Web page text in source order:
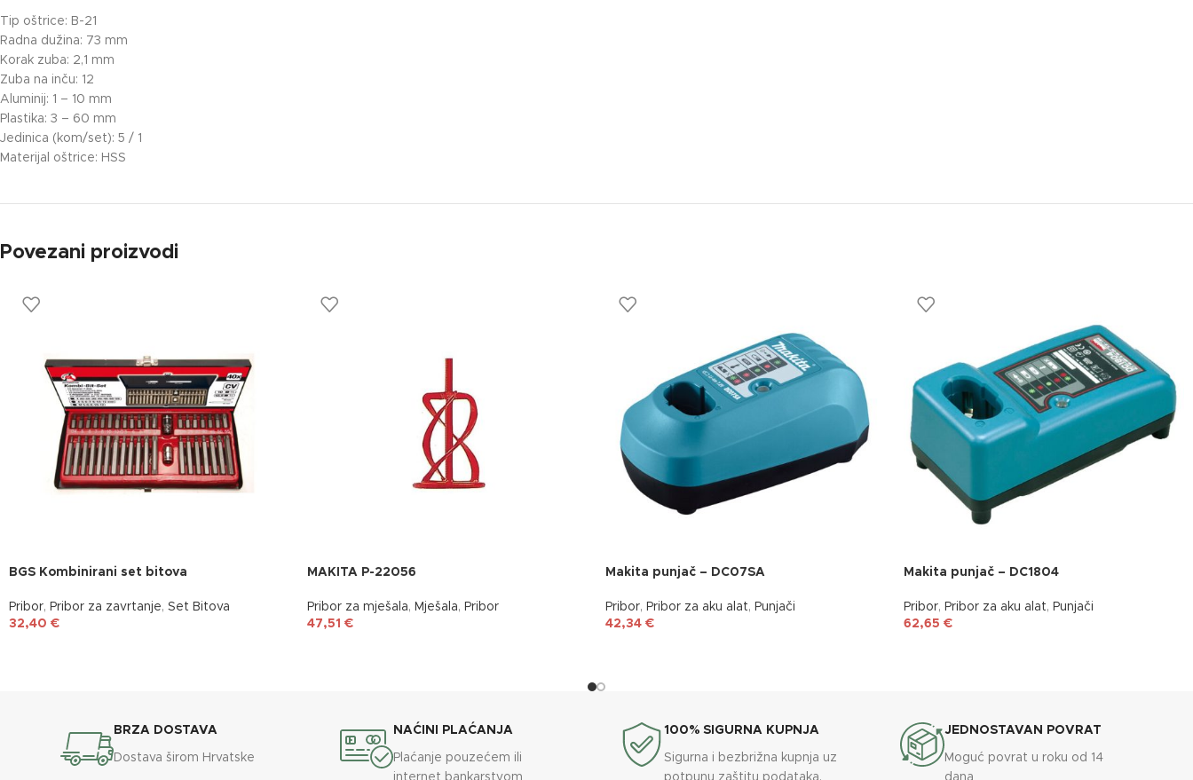
Tip oštrice: B-21
Radna dužina: 73 mm
Korak zuba: 2,1 mm
Zuba na inču: 12
Aluminij: 1 – 10 mm
Plastika: 3 – 60 mm
Jedinica (kom/set): 5 / 1
Materijal oštrice: HSS
Povezani proizvodi
BGS Kombinirani set bitova
Pribor, Pribor za zavrtanje, Set Bitova
32,40 €
MAKITA P-22056
Pribor za mješala, Mješala, Pribor
47,51 €
Makita punjač – DC07SA
Pribor, Pribor za aku alat, Punjači
42,34 €
Makita punjač – DC1804
Pribor, Pribor za aku alat, Punjači
62,65 €
BRZA DOSTAVA
Dostava širom Hrvatske
NAĆINI PLAĆANJA
Plaćanje pouzećem ili
internet bankarstvom
100% SIGURNA KUPNJA
Sigurna i bezbrižna kupnja uz
potpunu zaštitu podataka.
JEDNOSTAVAN POVRAT
Moguć povrat u roku od 14
dana